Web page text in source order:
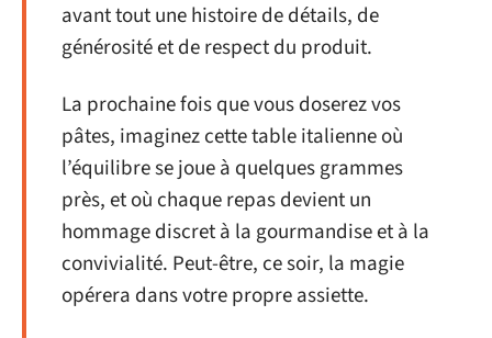
avant tout une histoire de détails, de
générosité et de respect du produit.
La prochaine fois que vous doserez vos
pâtes, imaginez cette table italienne où
l’équilibre se joue à quelques grammes
près, et où chaque repas devient un
hommage discret à la gourmandise et à la
convivialité. Peut-être, ce soir, la magie
opérera dans votre propre assiette.